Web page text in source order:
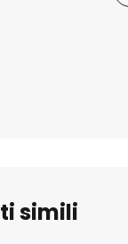
simili